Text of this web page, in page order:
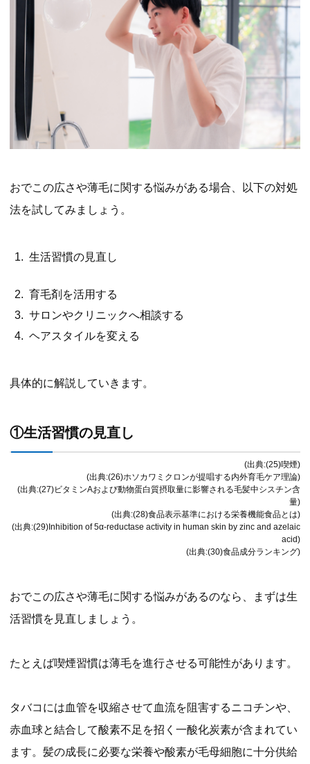
おでこの広さや薄毛に関する悩みがある場合、以下の対処
法を試してみましょう。
生活習慣の見直し
育毛剤を活用する
サロンやクリニックへ相談する
ヘアスタイルを変える
具体的に解説していきます。
①生活習慣の見直し
(出典:(25)喫煙)
(出典:(26)ホソカワミクロンが提唱する内外育毛ケア理論)
(出典:(27)ビタミンAおよび動物蛋白質摂取量に影響される毛髪中シスチン含
量)
(出典:(28)食品表示基準における栄養機能食品とは)
(出典:(29)Inhibition of 5α-reductase activity in human skin by zinc and azelaic
acid)
(出典:(30)食品成分ランキング)
おでこの広さや薄毛に関する悩みがあるのなら、まずは生
活習慣を見直しましょう。
たとえば喫煙習慣は薄毛を進行させる可能性があります。
タバコには血管を収縮させて血流を阻害するニコチンや、
赤血球と結合して酸素不足を招く一酸化炭素が含まれてい
ます。髪の成長に必要な栄養や酸素が毛母細胞に十分供給